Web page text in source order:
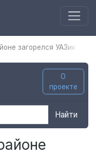
загорелся УАЗик
О
проекте
Найти